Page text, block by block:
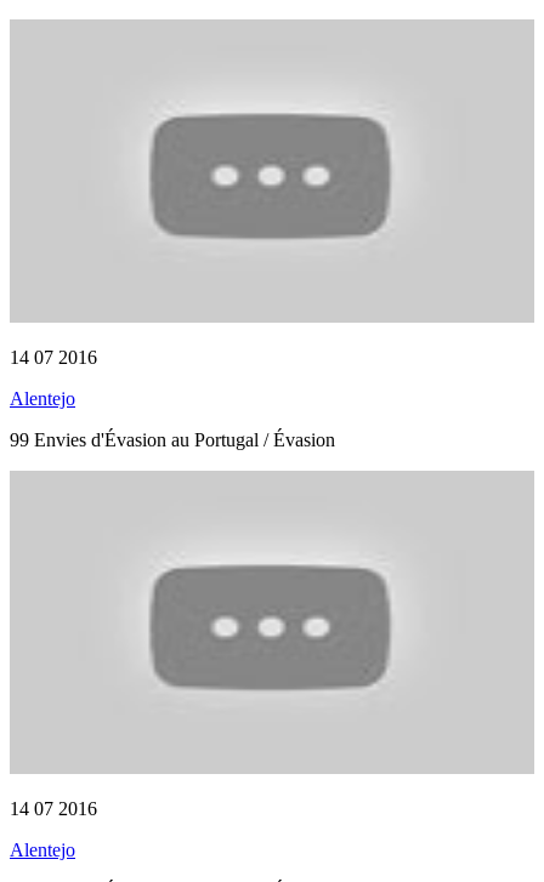
14 07 2016
Alentejo
99 Envies d'Évasion au Portugal / Évasion
14 07 2016
Alentejo